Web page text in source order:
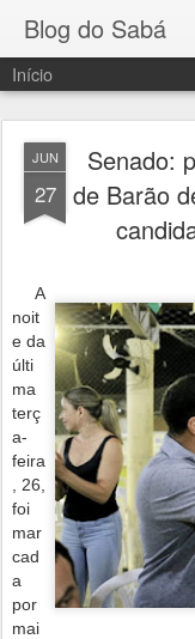
Blog do Sabá
Início
JUN
27
Senado:
de Barão
A
noit
e da
últi
ma
terç
a-
feira
, 26,
foi
mar
cad
a
por
mai